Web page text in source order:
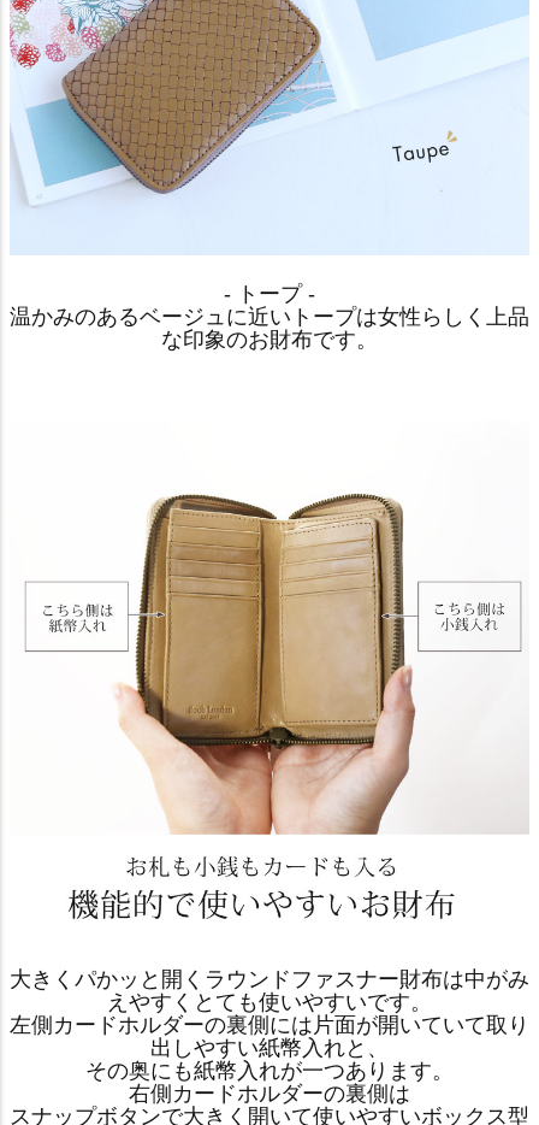
- トープ -
温かみのあるベージュに近いトープは女性らしく上品
な印象のお財布です。
大きくパかッと開くラウンドファスナー財布は中がみ
えやすくとても使いやすいです。
左側カードホルダーの裏側には片面が開いていて取り
出しやすい紙幣入れと、
その奥にも紙幣入れが一つあります。
右側カードホルダーの裏側は
スナップボタンで大きく開いて使いやすいボックス型